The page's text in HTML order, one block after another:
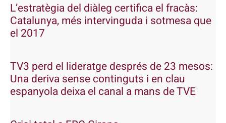
L’estratègia del diàleg certifica el fracàs:
Catalunya, més intervinguda i sotmesa que
el 2017
TV3 perd el lideratge després de 23 mesos:
Una deriva sense continguts i en clau
espanyola deixa el canal a mans de TVE